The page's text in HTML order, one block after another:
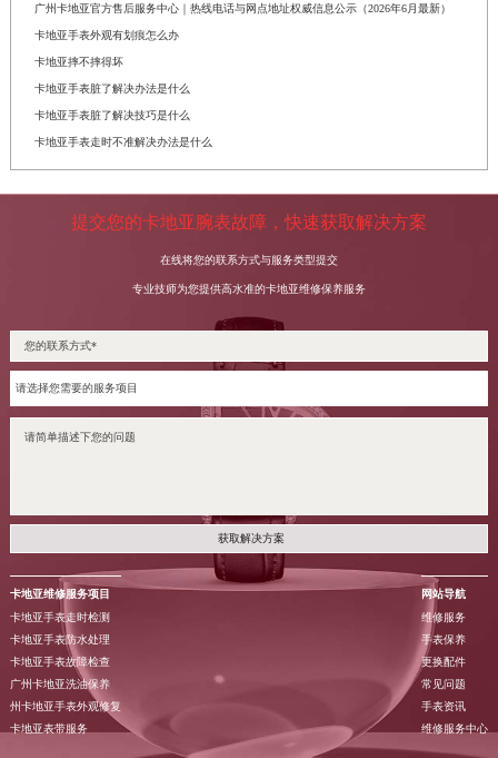
广州卡地亚官方售后服务中心｜热线电话与网点地址权威信息公示（2026年6月最新）
卡地亚手表外观有划痕怎么办
卡地亚摔不摔得坏
卡地亚手表脏了解决办法是什么
卡地亚手表脏了解决技巧是什么
卡地亚手表走时不准解决办法是什么
提交您的卡地亚腕表故障，快速获取解决方案
在线将您的联系方式与服务类型提交
专业技师为您提供高水准的卡地亚维修保养服务
获取解决方案
卡地亚维修服务项目
卡地亚手表走时检测
卡地亚手表防水处理
卡地亚手表故障检查
广州卡地亚洗油保养
州卡地亚手表外观修复
卡地亚表带服务
网站导航
维修服务
手表保养
更换配件
常见问题
手表资讯
维修服务中心